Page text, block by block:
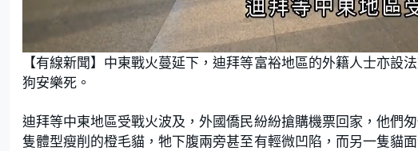
n
m
u
t
e
L
o
a
d
.
0
9
%
【有線新聞】中東戰火蔓延下，迪拜等富裕地區的外籍人士亦
狗安樂死。
迪拜等中東地區受戰火波及，外國僑民紛紛搶購機票回家，他們
隻體型瘦削的橙毛貓，牠下腹兩旁甚至有輕微凹陷，而另一隻貓